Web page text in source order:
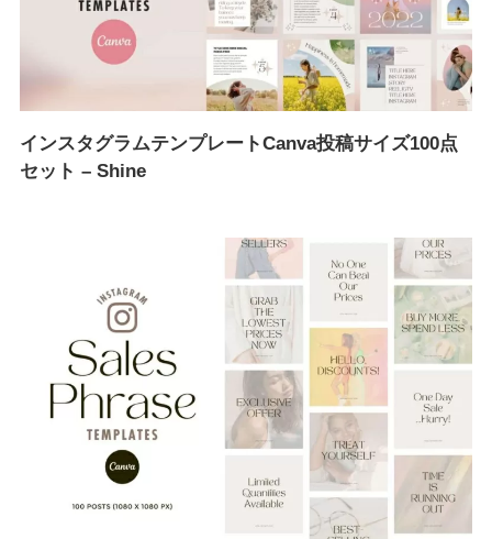
インスタグラムテンプレートCanva投稿サイズ100点
セット – Shine